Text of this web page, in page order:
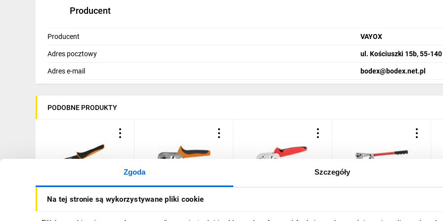
Zgoda Szczegóły
Na tej stronie są wykorzystywane pliki cookie
Producent
Producent VAYOX
Adres pocztowy ul. Kościuszki 15b, 55-
Adres e-mail bodex@bodex.net.pl
PODOBNE PRODUKTY
Zaciskarka końcówek
tulejkowych 0,1-16mm2, 6
Zaciskarka końcówek
tulejkowych średnica